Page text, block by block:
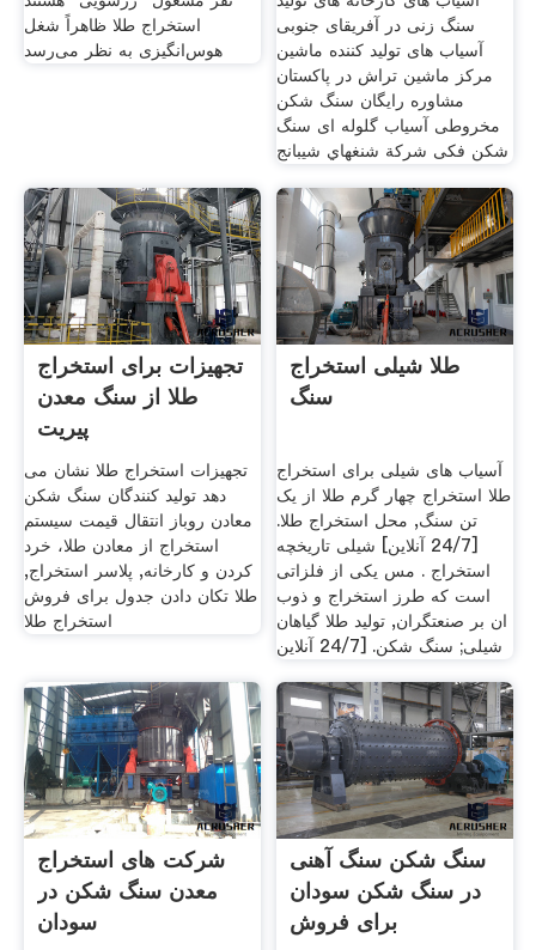
استخراج طلا ظاهراً شغل
هوس‌انگیزی به نظر می‌رسد
سنگ زنی در آفریقای جنوبی
آسیاب های تولید کننده ماشین
مرکز ماشین تراش در پاکستان
مشاوره رایگان سنگ شکن
مخروطی آسیاب گلوله ای سنگ
شکن فکی شركة شنغهاي شيبانج
تجهیزات برای استخراج
طلا از سنگ معدن
پیریت
تجهیزات استخراج طلا نشان می
دهد تولید کنندگان سنگ شکن
معادن روباز انتقال قیمت سیستم
استخراج از معادن طلا، خرد
کردن و کارخانه, پلاسر استخراج,
طلا تکان دادن جدول برای فروش
استخراج طلا
طلا شیلی استخراج
سنگ
آسیاب های شیلی برای استخراج
طلا استخراج چهار گرم طلا از یک
تن سنگ, محل استخراج طلا.
[24/7 آنلاین] شیلی تاریخچه
استخراج . مس یکی از فلزاتی
است که طرز استخراج و ذوب
ان بر صنعتگران, تولید طلا گیاهان
شیلی; سنگ شکن. [24/7 آنلاین
شرکت های استخراج
معدن سنگ شکن در
سودان
سنگ شکن سنگ آهنی
در سنگ شکن سودان
برای فروش